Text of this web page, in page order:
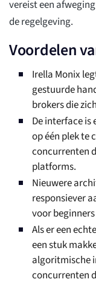
vereist een
de regelgeving.
Voordelen
Irella Monix
gestuurde
brokers die
De interface
op één plek te
concurrenten
platforms.
Nieuwere
responsiever
voor
Als er een
een stuk
algoritmische
concurrenten